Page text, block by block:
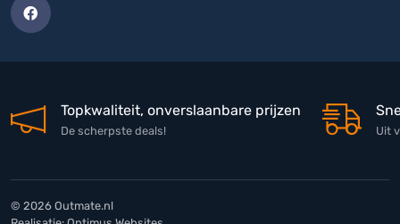
Topkwaliteit, onverslaanbare prijzen
De scherpste deals! Uit
© 2026 Outmate.nl